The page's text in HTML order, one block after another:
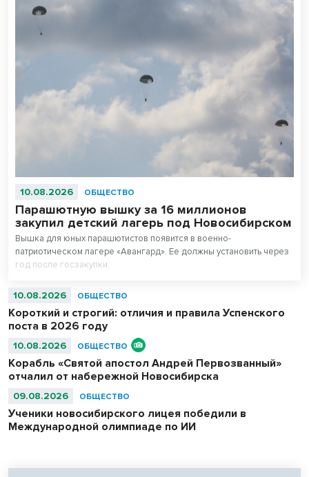
10.08.2026 ОБЩЕСТВО
Парашютную вышку за 16 миллионов
закупил детский лагерь под Новосибирском
Вышка для юных парашютистов появится в военно-
патриотическом лагере «Авангард». Ее должны установить через
год после госзакупки.
10.08.2026 ОБЩЕСТВО
Короткий и строгий: отличия и правила Успенского
поста в 2026 году
10.08.2026 ОБЩЕСТВО
Корабль «Святой апостол Андрей Первозванный»
отчалил от набережной Новосибирска
09.08.2026 ОБЩЕСТВО
Ученики новосибирского лицея победили в
Международной олимпиаде по ИИ